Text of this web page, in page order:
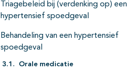
Triagebeleid bij (verdenking op) een
hypertensief spoedgeval
Behandeling van een hypertensief
spoedgeval
Orale medicatie